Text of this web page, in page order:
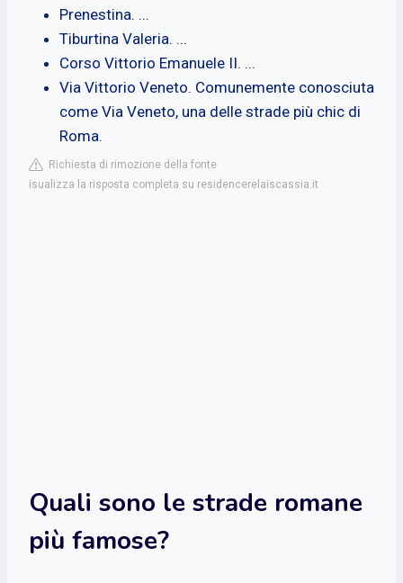
Prenestina. ...
Tiburtina Valeria. ...
Corso Vittorio Emanuele II. ...
Via Vittorio Veneto. Comunemente conosciuta
come Via Veneto, una delle strade più chic di
Roma.
Richiesta di rimozione della fonte
isualizza la risposta completa su residencerelaiscassia.it
Quali sono le strade romane
più famose?